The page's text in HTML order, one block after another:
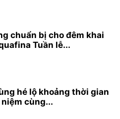
chuẩn bị cho đêm khai
Tuần lễ...
hé lộ khoảng thời gian
cùng...